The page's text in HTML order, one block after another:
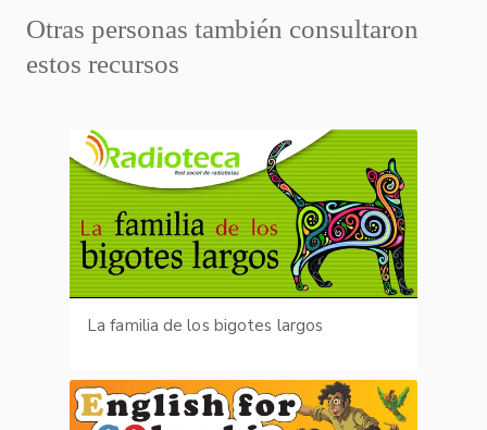
Otras personas también consultaron
estos recursos
La familia de los bigotes largos